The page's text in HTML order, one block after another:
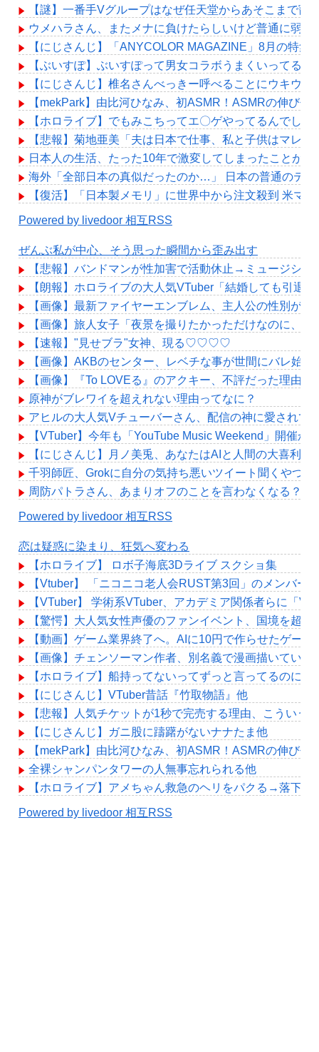
【謎】一番手Vグループはなぜ任天堂からあそこまで寵
ウメハラさん、またメナに負けたらしいけど普通に弱め
【にじさんじ】「ANYCOLOR MAGAZINE」8月の特
【ぶいすぽ】ぶいすぽって男女コラボうまくいってるよ
【にじさんじ】椎名さんべっきー呼べることにウキウキ
【mekPark】由比河ひなみ、初ASMR！ASMRの伸び代
【ホロライブ】でもみこちってエ〇ゲやってるんでし
【悲報】菊地亜美「夫は日本で仕事、私と子供はマレ
日本人の生活、たった10年で激変してしまったことが発
海外「全部日本の真似だったのか…」 日本の普通のテ
【復活】「日本製メモリ」に世界中から注文殺到 米マ
Powered by livedoor 相互RSS
ぜんぶ私が中心、そう思った瞬間から歪み出す
【悲報】バンドマンが性加害で活動休止→ミュージシ
【朗報】ホロライブの大人気VTuber「結婚しても引退
【画像】最新ファイヤーエンブレム、主人公の性別が
【画像】旅人女子「夜景を撮りたかっただけなのに、
【速報】"見せブラ"女神、現る♡♡♡♡
【画像】AKBのセンター、レベチな事が世間にバレ始
【画像】『To LOVEる』のアクキー、不評だった理由が
原神がブレワイを超えれない理由ってなに？
アヒルの大人気Vチューバーさん、配信の神に愛されて
【VTuber】今年も「YouTube Music Weekend」開催
【にじさんじ】月ノ美兎、あなたはAIと人間の大喜利
千羽師匠、Grokに自分の気持ち悪いツイート聞くやつ
周防パトラさん、あまりオフのことを言わなくなる？
Powered by livedoor 相互RSS
恋は疑惑に染まり、狂気へ変わる
【ホロライブ】 ロボ子海底3Dライブ スクショ集
【Vtuber】 「ニコニコ老人会RUST第3回」のメンバー表
【VTuber】 学術系VTuber、アカデミア関係者らに「
【驚愕】大人気女性声優のファンイベント、国境を超え
【動画】ゲーム業界終了へ。AIに10円で作らせたゲー
【画像】チェンソーマン作者、別名義で漫画描いている
【ホロライブ】船持ってないってずっと言ってるのに
【にじさんじ】VTuber昔話『竹取物語』他
【悲報】人気チケットが1秒で完売する理由、こういう
【にじさんじ】ガニ股に躊躇がないナナたま他
【mekPark】由比河ひなみ、初ASMR！ASMRの伸び代
全裸シャンパンタワーの人無事忘れられる他
【ホロライブ】アメちゃん救急のヘリをパクる→落下【
Powered by livedoor 相互RSS